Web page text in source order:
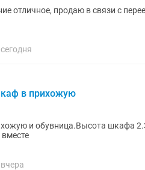
в прихожую
и обувница.Высота шкафа